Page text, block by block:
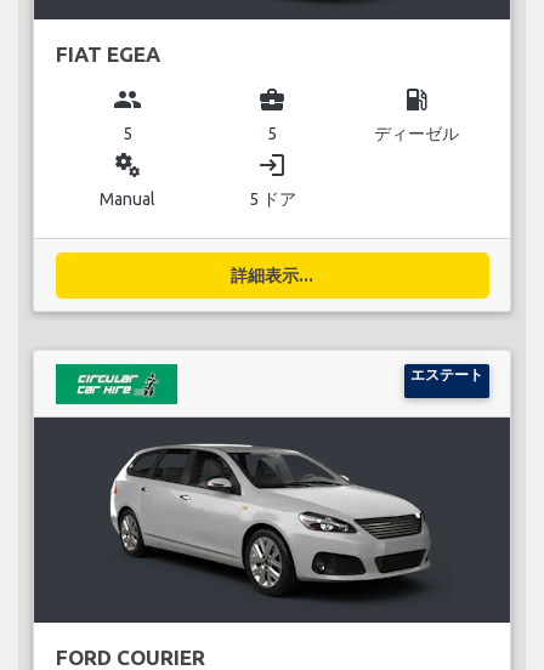
FIAT EGEA
group
5
business_center
5
local_gas_station
ディーゼル
miscellaneous_services
Manual
login
5 ドア
詳細表示...
エステート
FORD COURIER